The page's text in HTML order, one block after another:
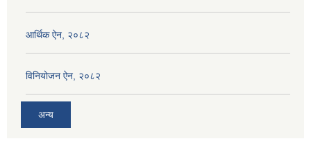
आर्थिक ऐन, २०८२
विनियोजन ऐन, २०८२
अन्य